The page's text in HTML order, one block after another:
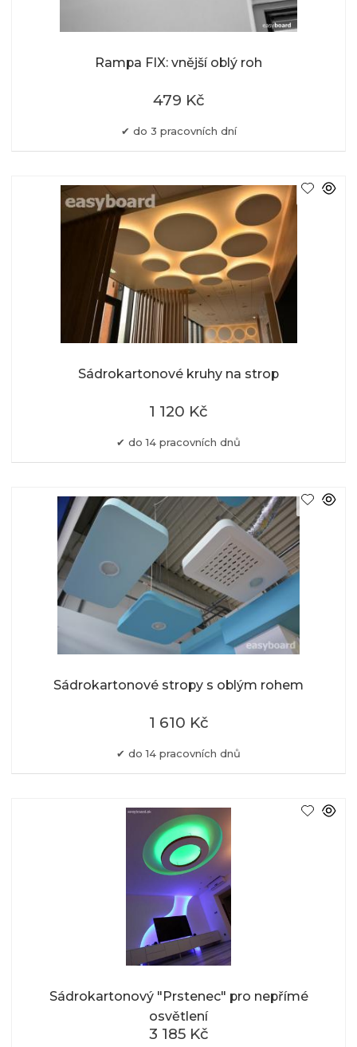
Rampa FIX: vnější oblý roh
do 3 pracovních dní
479 Kč
Sádrokartonové kruhy na strop
do 14 pracovních dnů
1 120 Kč
Sádrokartonové stropy s oblým rohem
do 14 pracovních dnů
1 610 Kč
Sádrokartonový "Prstenec" pro nepřímé
osvětlení
3 185 Kč